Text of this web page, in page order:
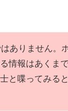
ありません。
情報はあくま
と喋ってみる